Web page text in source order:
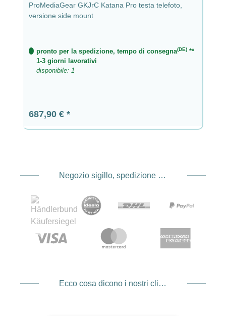
ProMediaGear GKJrC Katana Pro testa telefoto,
versione side mount
pronto per la spedizione, tempo di consegna(DE) **
1-3 giorni lavorativi
disponibile: 1
Prezzo normale:
687,90 €
Negozio sigillo, spedizione e spedizione Fornitore di servizi di pagamento
Ecco cosa dicono i nostri clienti